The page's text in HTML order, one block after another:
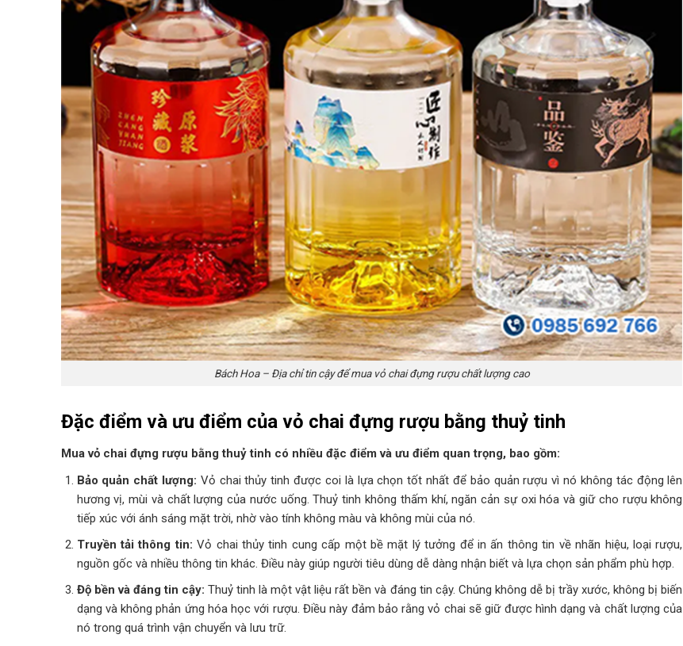
Bách Hoa – Địa chỉ tin cậy để mua vỏ chai đựng rượu chất lượng cao
Đặc điểm và ưu điểm của vỏ chai đựng rượu bằng thuỷ tinh
Mua vỏ chai đựng rượu bằng thuỷ tinh có nhiều đặc điểm và ưu điểm quan trọng, bao gồm:
Bảo quản chất lượng: Vỏ chai thủy tinh được coi là lựa chọn tốt nhất để bảo quản rượu vì nó không tác động lên
hương vị, mùi và chất lượng của nước uống. Thuỷ tinh không thấm khí, ngăn cản sự oxi hóa và giữ cho rượu không
tiếp xúc với ánh sáng mặt trời, nhờ vào tính không màu và không mùi của nó.
Truyền tải thông tin: Vỏ chai thủy tinh cung cấp một bề mặt lý tưởng để in ấn thông tin về nhãn hiệu, loại rượu,
nguồn gốc và nhiều thông tin khác. Điều này giúp người tiêu dùng dễ dàng nhận biết và lựa chọn sản phẩm phù hợp.
Độ bền và đáng tin cậy: Thuỷ tinh là một vật liệu rất bền và đáng tin cậy. Chúng không dễ bị trầy xước, không bị biến
dạng và không phản ứng hóa học với rượu. Điều này đảm bảo rằng vỏ chai sẽ giữ được hình dạng và chất lượng của
nó trong quá trình vận chuyển và lưu trữ.